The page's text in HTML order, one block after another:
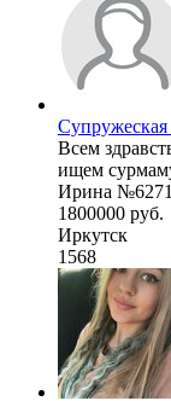
Всем
ищем
Ирина
1800000 руб.
Иркутск
1568